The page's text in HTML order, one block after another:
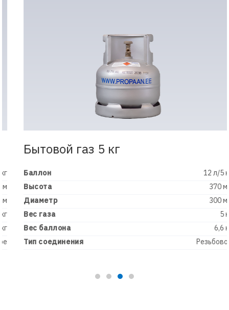
Бытовой газ 5 кг
Баллон
12 л/5 кг
Высота
370 мм
Диаметр
300 мм
Вес газа
Вес баллона
6,6 кг
Тип соединения
Резьбовое